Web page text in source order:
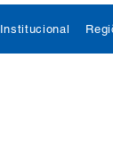
Institucional